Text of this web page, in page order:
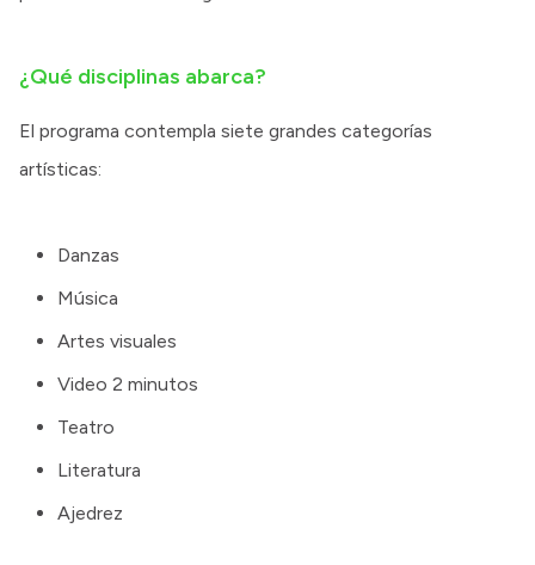
¿Qué disciplinas abarca?
El programa contempla siete grandes categorías
artísticas:
Danzas
Música
Artes visuales
Video 2 minutos
Teatro
Literatura
Ajedrez